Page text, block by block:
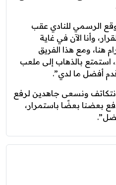
الرسمي للنادي عقب
وأنا الآن في غاية
هنا، ومع هذا الفريق
استمتع بالذهاب إلى ملعب
أفضل ما لدي”.
ونسعى جاهدين لرفع
بعضنا بعضًا باستمرار،